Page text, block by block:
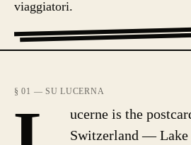
viaggiatori.
§ 01 — SU LUCERNA
ucerne is the
Switzerland — Lake